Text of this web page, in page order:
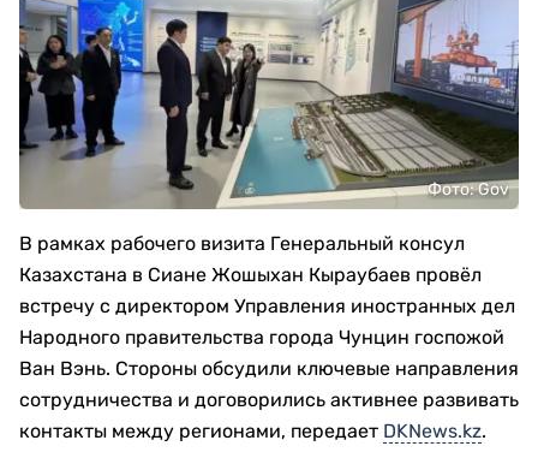
Фото: Gov
В рамках рабочего визита Генеральный консул
Казахстана в Сиане Жошыхан Кыраубаев провёл
встречу с директором Управления иностранных дел
Народного правительства города Чунцин госпожой
Ван Вэнь. Стороны обсудили ключевые направления
сотрудничества и договорились активнее развивать
контакты между регионами, передает DKNews.kz.